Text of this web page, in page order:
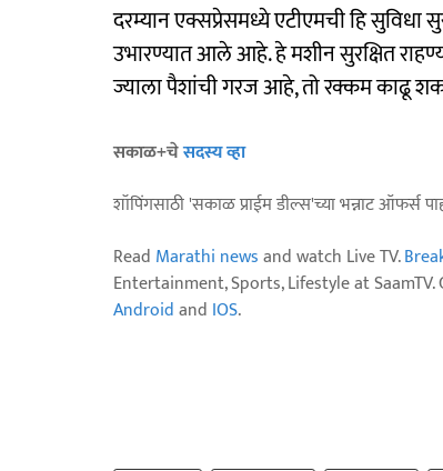
दरम्यान एक्सप्रेसमध्ये एटीएमची हि
उभारण्यात आले आहे. हे मशीन सुरक्षित
ज्याला पैशांची गरज आहे, तो रक्कम काढू
सकाळ+चेसदस्य व्हा
शॉपिंगसाठी 'सकाळ प्राईम डील्स'च्या भन्नाट ऑफर्स
Read Marathi newsand watch Live TV.
Entertainment, Sports, Lifestyle at SaamTV.
Androidand IOS.